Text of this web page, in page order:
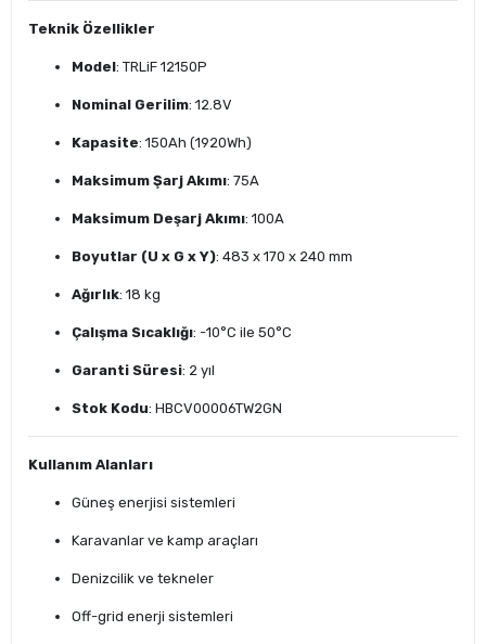
Teknik Özellikler
Model: TRLiF 12150P
Nominal Gerilim: 12.8V
Kapasite: 150Ah (1920Wh)
Maksimum Şarj Akımı: 75A
Maksimum Deşarj Akımı: 100A
Boyutlar (U x G x Y): 483 x 170 x 240 mm
Ağırlık: 18 kg
Çalışma Sıcaklığı: -10°C ile 50°C
Garanti Süresi: 2 yıl
Stok Kodu: HBCV00006TW2GN
Kullanım Alanları
Güneş enerjisi sistemleri
Karavanlar ve kamp araçları
Denizcilik ve tekneler
Off-grid enerji sistemleri